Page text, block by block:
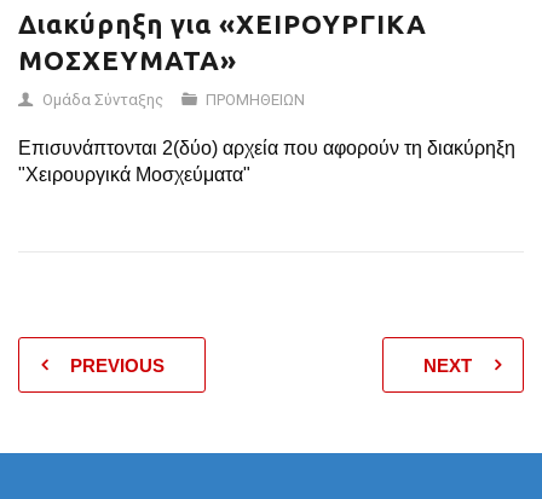
Διακύρηξη για «ΧΕΙΡΟΥΡΓΙΚΑ
ΜΟΣΧΕΥΜΑΤΑ»
Ομάδα Σύνταξης ΠΡΟΜΗΘΕΙΩΝ
Επισυνάπτονται 2(δύο) αρχεία που αφορούν τη διακύρηξη
"Χειρουργικά Μοσχεύματα"
PREVIOUS NEXT